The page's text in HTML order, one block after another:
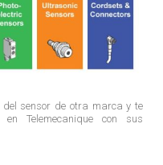
sensor de otra marca y te
Telemecanique con sus